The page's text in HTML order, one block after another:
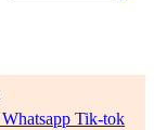
Whatsapp Tik-tok